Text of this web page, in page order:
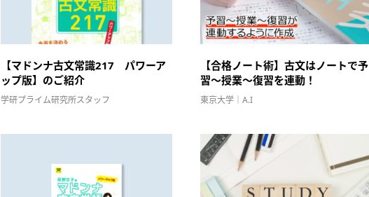
【マドンナ古文常識217 パワーア
ップ版】のご紹介
学研プライム研究所スタッフ
【合格ノート術】古文はノートで予
習～授業～復習を連動！
東京大学｜A.I